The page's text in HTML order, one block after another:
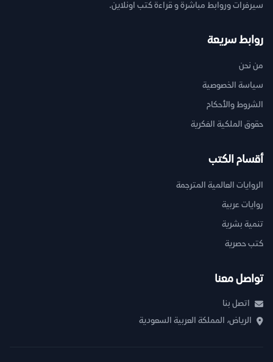
سيرفرات وروابط مباشرة و قراءة كتب اونلاين.
روابط سريعة
من نحن
سياسة الخصوصية
الشروط والأحكام
حقوق الملكية الفكرية
أقسام الكتب
الروايات العالمية المترجمة
روايات عربية
تنمية بشرية
كتب حصرية
تواصل معنا
اتصل بنا
الرياض، المملكة العربية السعودية